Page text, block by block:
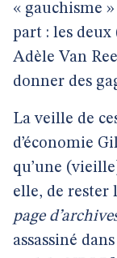
« gauchisme
part : les deux
Adèle Van
donner des
La veille de
d’économie
qu’une
elle, de rester
page
assassiné